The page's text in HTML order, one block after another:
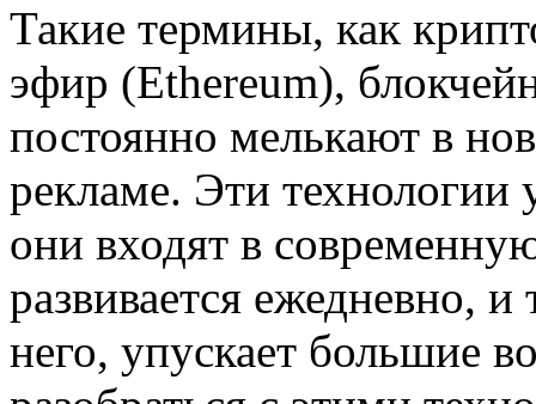
Такие термины, как
эфир (Ethereum),
постоянно мелькают в
рекламе. Эти технологии
они входят в
развивается ежедневно, и
него, упускает большие